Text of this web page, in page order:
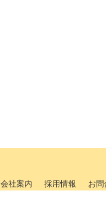
会社案内 採用情報 お問